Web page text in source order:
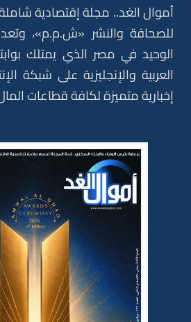
أموال الغد.. مجلة إقتصادية
للصحافة والنشر «ش.م.م»، وتعد
الوحيد في مصر الذي يمتلك
العربية والإنجليزية على شبكة
إخبارية متميزة لكافة قطاعات